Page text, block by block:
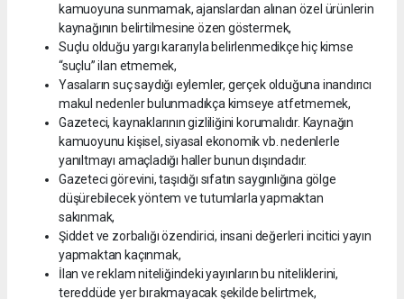
kamuoyuna sunmamak, ajanslardan alınan özel ürünlerin
kaynağının belirtilmesine özen göstermek,
Suçlu olduğu yargı kararıyla belirlenmedikçe hiç kimse
“suçlu” ilan etmemek,
Yasaların suç saydığı eylemler, gerçek olduğuna inandırıcı
makul nedenler bulunmadıkça kimseye atfetmemek,
Gazeteci, kaynaklarının gizliliğini korumalıdır. Kaynağın
kamuoyunu kişisel, siyasal ekonomik vb. nedenlerle
yanıltmayı amaçladığı haller bunun dışındadır.
Gazeteci görevini, taşıdığı sıfatın saygınlığına gölge
düşürebilecek yöntem ve tutumlarla yapmaktan
sakınmak,
Şiddet ve zorbalığı özendirici, insani değerleri incitici yayın
yapmaktan kaçınmak,
İlan ve reklam niteliğindeki yayınların bu niteliklerini,
tereddüde yer bırakmayacak şekilde belirtmek,